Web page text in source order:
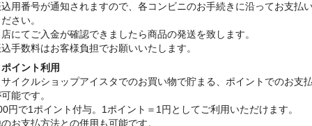
用番号が通知されますので、各コンビニのお手続きに沿ってお支払
さい。
にてご入金が確認できましたら商品の発送を致します。
手数料はお客様負担でお願いいたします。
イント利用
イクルショップアイスタでのお買い物で貯まる、ポイントでのお支
能です。
円で1ポイント付与。1ポイント＝1円としてご利用いただけます。
お支払方法との併用も可能です。